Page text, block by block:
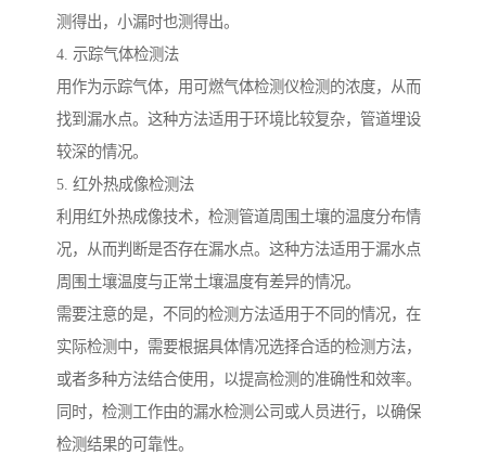
测得出，小漏时也测得出。
4. 示踪气体检测法
用作为示踪气体，用可燃气体检测仪检测的浓度，从而
找到漏水点。这种方法适用于环境比较复杂，管道埋设
较深的情况。
5. 红外热成像检测法
利用红外热成像技术，检测管道周围土壤的温度分布情
况，从而判断是否存在漏水点。这种方法适用于漏水点
周围土壤温度与正常土壤温度有差异的情况。
需要注意的是，不同的检测方法适用于不同的情况，在
实际检测中，需要根据具体情况选择合适的检测方法，
或者多种方法结合使用，以提高检测的准确性和效率。
同时，检测工作由的漏水检测公司或人员进行，以确保
检测结果的可靠性。